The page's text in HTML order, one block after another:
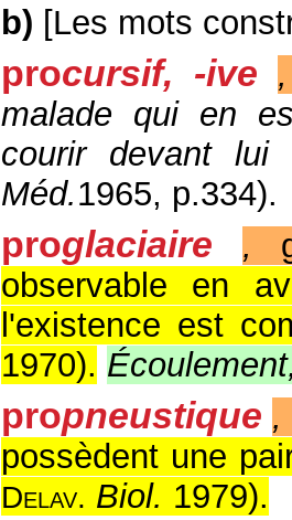
b) [Les mots
procursif, -ive ,
malade qui en
courir devant
Méd.1965, p.334).
proglaciaire ,
observable en
l'existence est
1970).
propneustique ,
possèdent une
Delav. Biol. 1979).